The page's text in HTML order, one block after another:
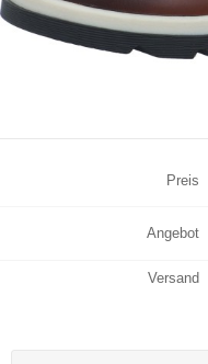
Preis
Angebot
Versand